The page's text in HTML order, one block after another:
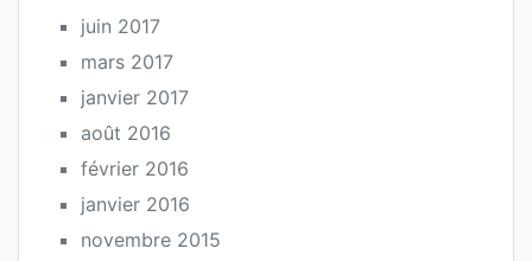
juin 2017
mars 2017
janvier 2017
août 2016
février 2016
janvier 2016
novembre 2015